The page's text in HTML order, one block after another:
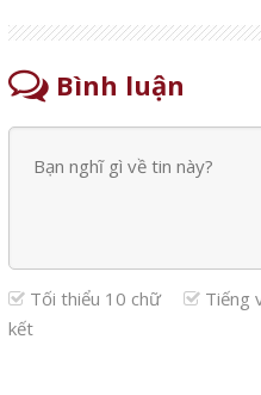
Bình luận
Tối thiểu 10 chữ Tiếng
kết